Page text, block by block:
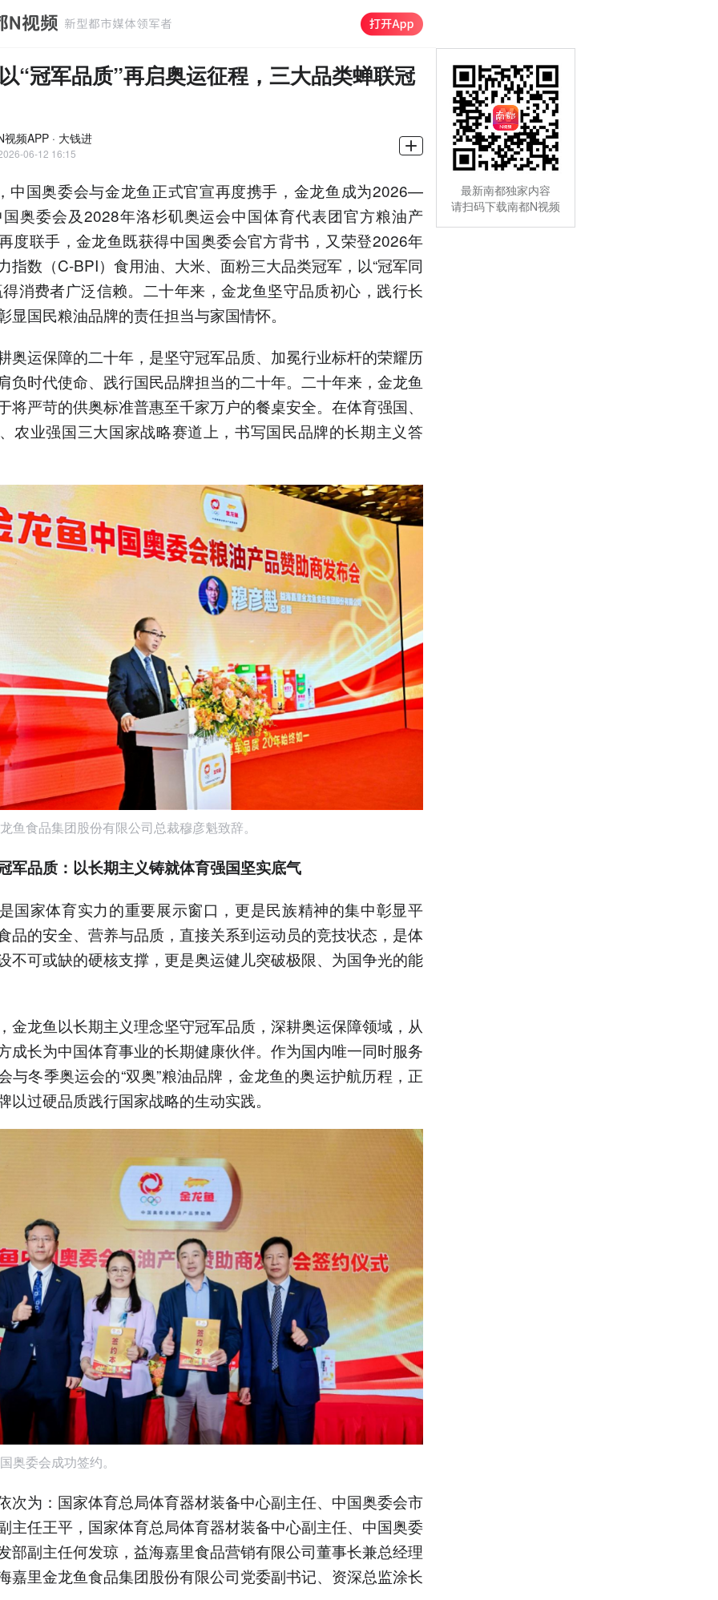
“冠军品质”再启奥运征程，三大品类蝉联冠
视频APP · 大钱进
06-12 16:15
中国奥委会与金龙鱼正式官宣再度携手，金龙鱼成为2026—
奥委会及2028年洛杉矶奥运会中国体育代表团官方粮油产
度联手，金龙鱼既获得中国奥委会官方背书，又荣登2026年
指数（C-BPI）食用油、大米、面粉三大品类冠军，以“冠军同
得消费者广泛信赖。二十年来，金龙鱼坚守品质初心，践行长
显国民粮油品牌的责任担当与家国情怀。
奥运保障的二十年，是坚守冠军品质、加冕行业标杆的荣耀历
负时代使命、践行国民品牌担当的二十年。二十年来，金龙鱼
将严苛的供奥标准普惠至千家万户的餐桌安全。在体育强国、
农业强国三大国家战略赛道上，书写国民品牌的长期主义答
鱼食品集团股份有限公司总裁穆彦魁致辞。
军品质：以长期主义铸就体育强国坚实底气
国家体育实力的重要展示窗口，更是民族精神的集中彰显平
品的安全、营养与品质，直接关系到运动员的竞技状态，是体
不可或缺的硬核支撑，更是奥运健儿突破极限、为国争光的能
金龙鱼以长期主义理念坚守冠军品质，深耕奥运保障领域，从
成长为中国体育事业的长期健康伙伴。作为国内唯一同时服务
与冬季奥运会的“双奥”粮油品牌，金龙鱼的奥运护航历程，正
以过硬品质践行国家战略的生动实践。
奥委会成功签约。
次为：国家体育总局体育器材装备中心副主任、中国奥委会市
主任王平，国家体育总局体育器材装备中心副主任、中国奥委
部副主任何发琼，益海嘉里食品营销有限公司董事长兼总经理
嘉里金龙鱼食品集团股份有限公司党委副书记、资深总监涂长
最新南都独家内容
请扫码下载南都N视频